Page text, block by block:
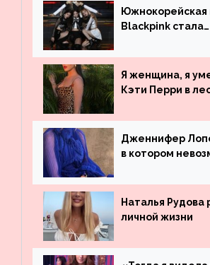
Южнокорейская
Blackpink стала
просмотрам на
обогнали даже
Бибера
Я женщина, я
Кэти Перри в
Дженнифер
в котором
Наталья Рудова
личной жизни